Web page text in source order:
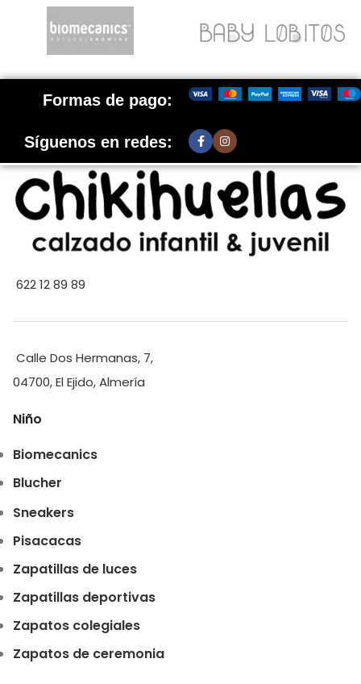
Formas de pago:
Síguenos en redes:
622 12 89 89
Calle Dos Hermanas, 7,
04700, El Ejido, Almería
Niño
Biomecanics
Blucher
Sneakers
Pisacacas
Zapatillas de luces
Zapatillas deportivas
Zapatos colegiales
Zapatos de ceremonia